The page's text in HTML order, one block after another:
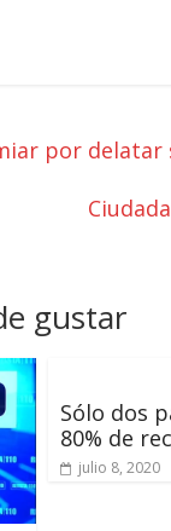
por delatar
gustar
Sólo dos
80% de
julio 8, 2020